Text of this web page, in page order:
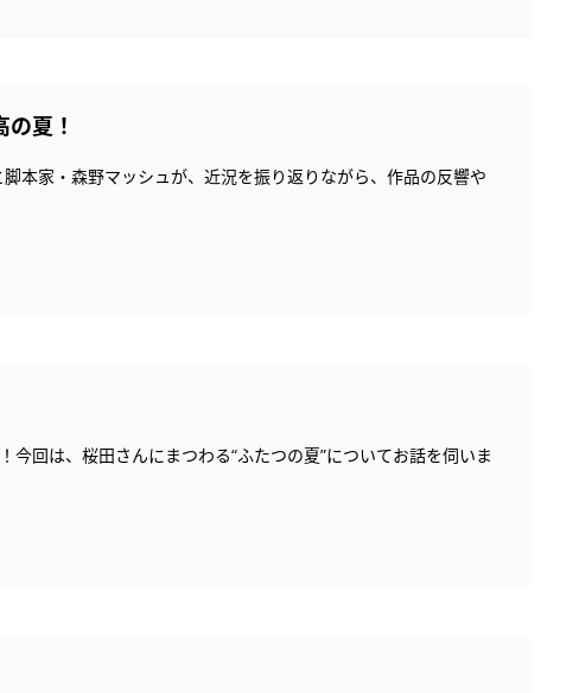
夏！
本家・森野マッシュが、近況を振り返りながら、作品の反響や
回は、桜田さんにまつわる“ふたつの夏”についてお話を伺いま